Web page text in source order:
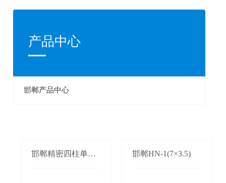
产品中心
邯郸产品中心
邯郸精密四柱单双
邯郸HN-1(7×3.5)